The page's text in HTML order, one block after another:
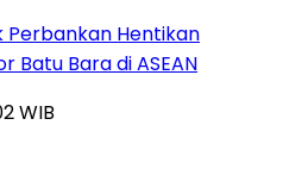
Perbankan Hentikan
Batu Bara di ASEAN
WIB